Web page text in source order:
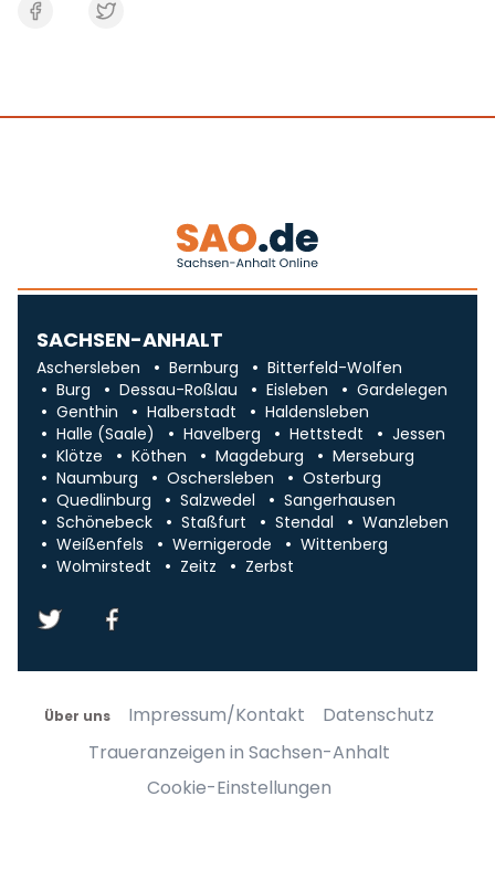
SACHSEN-ANHALT
Aschersleben Bernburg
Bitterfeld-Wolfen
Burg
Dessau-Roßlau Eisleben
Gardelegen
Genthin
Halberstadt
Haldensleben
Halle (Saale)
Havelberg Hettstedt
Jessen
Klötze
Köthen Magdeburg
Merseburg
Naumburg
Oschersleben
Osterburg
Quedlinburg
Salzwedel
Sangerhausen
Schönebeck
Staßfurt Stendal
Wanzleben
Weißenfels
Wernigerode
Wittenberg
Wolmirstedt
Zeitz Zerbst
Über uns Impressum/Kontakt
Datenschutz
Traueranzeigen in Sachsen-Anhalt
Cookie-Einstellungen